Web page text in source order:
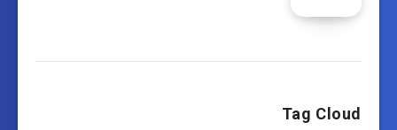
Tag Cloud